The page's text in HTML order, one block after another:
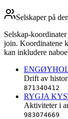
Selskaper på
Selskap-
join. Koordinatene
kan inkludere
Drift av
871340412
RYGJA
Aktiviteter i
983074669